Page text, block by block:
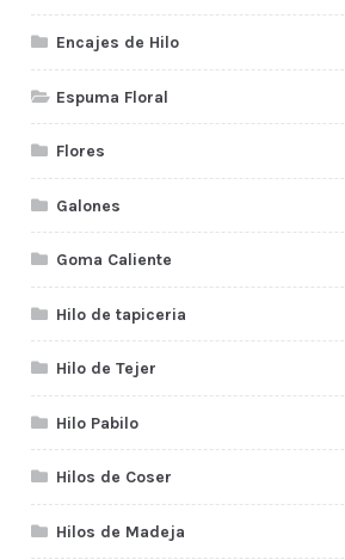
Encajes de Hilo
Espuma Floral
Flores
Galones
Goma Caliente
Hilo de tapiceria
Hilo de Tejer
Hilo Pabilo
Hilos de Coser
Hilos de Madeja